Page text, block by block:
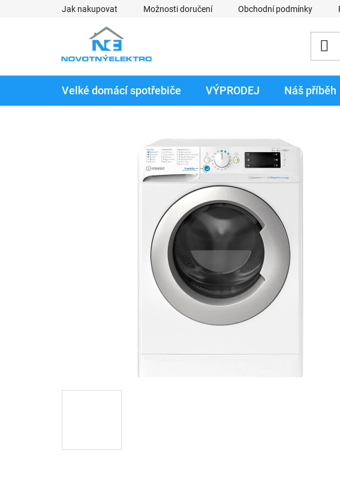
Jak nakupovat Možnosti doručení Obchodní podmínky
Velké domácí spotřebiče VÝPRODEJ Náš příběh